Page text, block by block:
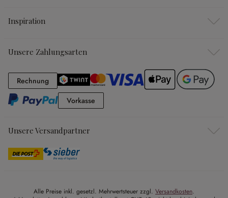
Inspiration
Unsere Zahlungsarten
RechnungRechnung
Vorkasse
Unsere Versandpartner
Alle Preise inkl. gesetzl. Mehrwertsteuer zzgl. Versandkosten.